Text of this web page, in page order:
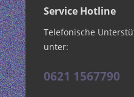
Service Hotline
Telefonische
unter:
0621 1567790